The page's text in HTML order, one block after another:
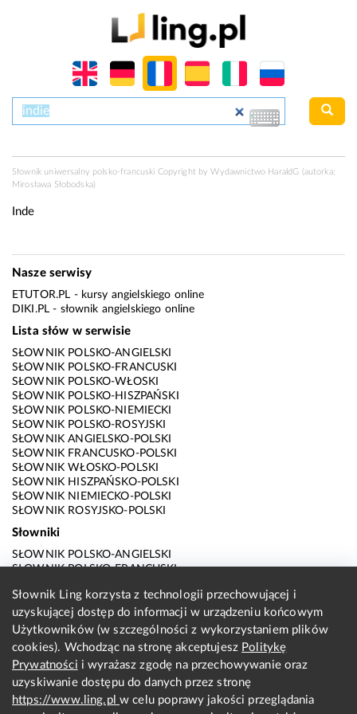
Słownik uniwersalny polsko-francuski Copyright by Wydawnictwo HaraldG (autorka:
Mirosława Słobodska)
Inde
Nasze serwisy
ETUTOR.PL - kursy angielskiego online
DIKI.PL - słownik angielskiego online
Lista słów w serwisie
SŁOWNIK POLSKO-ANGIELSKI
SŁOWNIK POLSKO-FRANCUSKI
SŁOWNIK POLSKO-WŁOSKI
SŁOWNIK POLSKO-HISZPAŃSKI
SŁOWNIK POLSKO-NIEMIECKI
SŁOWNIK POLSKO-ROSYJSKI
SŁOWNIK ANGIELSKO-POLSKI
SŁOWNIK FRANCUSKO-POLSKI
SŁOWNIK WŁOSKO-POLSKI
SŁOWNIK HISZPAŃSKO-POLSKI
SŁOWNIK NIEMIECKO-POLSKI
SŁOWNIK ROSYJSKO-POLSKI
Słowniki
SŁOWNIK POLSKO-ANGIELSKI
SŁOWNIK POLSKO-FRANCUSKI
SŁOWNIK POLSKO-HISZPAŃSKI
SŁOWNIK POLSKO-NIEMIECKI
SŁOWNIK POLSKO-ROSYJSKI
SŁOWNIK ANGIELSKO-POLSKI
SŁOWNIK FRANCUSKO-POLSKI
SŁOWNIK WŁOSKO-POLSKI
SŁOWNIK HISZPAŃSKO-POLSKI
SŁOWNIK NIEMIECKO-POLSKI
Słownik Ling korzysta z technologii przechowującej i
uzyskującej dostęp do informacji w urządzeniu końcowym
Użytkowników (w szczególności z wykorzystaniem plików
cookies). Wchodząc na stronę akceptujesz Politykę
Prywatności i wyrażasz zgodę na przechowywanie oraz
uzyskiwanie dostępu do danych przez stronę
https://www.ling.plw celu poprawy jakości przeglądania